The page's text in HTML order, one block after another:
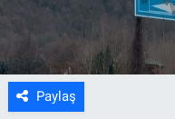
Paylaş